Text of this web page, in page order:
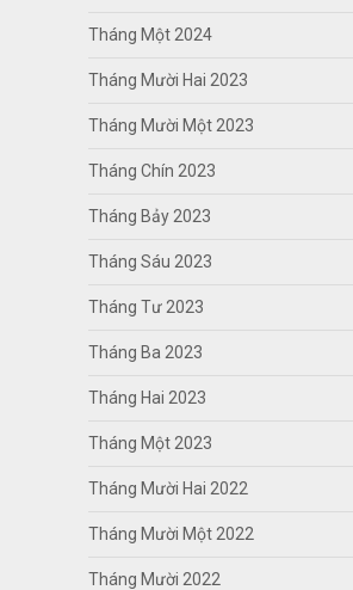
Tháng Một 2024
Tháng Mười Hai 2023
Tháng Mười Một 2023
Tháng Chín 2023
Tháng Bảy 2023
Tháng Sáu 2023
Tháng Tư 2023
Tháng Ba 2023
Tháng Hai 2023
Tháng Một 2023
Tháng Mười Hai 2022
Tháng Mười Một 2022
Tháng Mười 2022